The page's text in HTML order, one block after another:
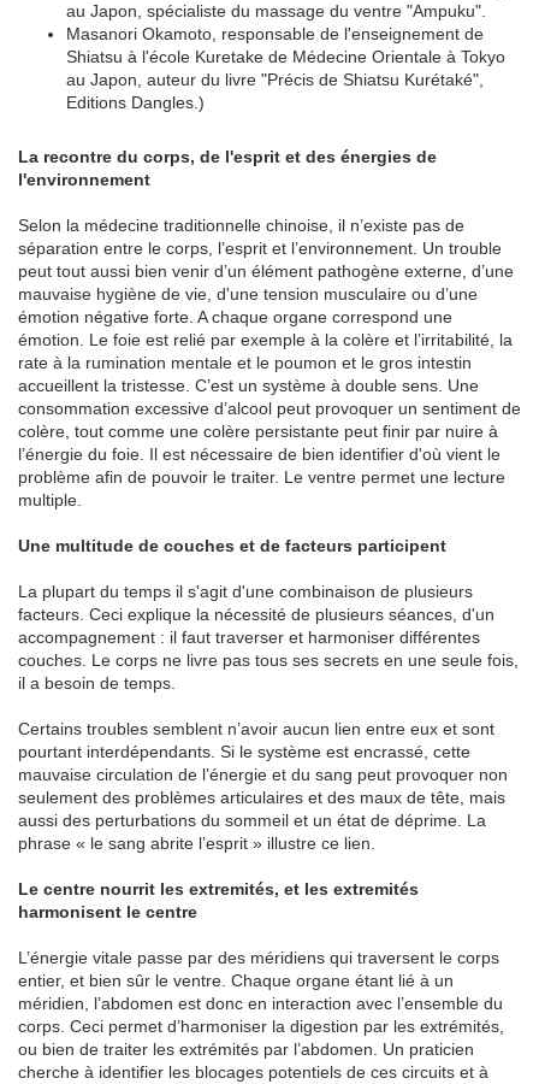
au Japon, spécialiste du massage du ventre "Ampuku".
Masanori Okamoto, responsable de l'enseignement de
Shiatsu à l'école Kuretake de Médecine Orientale à Tokyo
au Japon, auteur du livre "Précis de Shiatsu Kurétaké",
Editions Dangles.)
La recontre du corps, de l'esprit et des énergies de
l'environnement
Selon la médecine traditionnelle chinoise, il n’existe pas de
séparation entre le corps, l’esprit et l’environnement. Un trouble
peut tout aussi bien venir d’un élément pathogène externe, d’une
mauvaise hygiène de vie, d'une tension musculaire ou d’une
émotion négative forte. A chaque organe correspond une
émotion. Le foie est relié par exemple à la colère et l’irritabilité, la
rate à la rumination mentale et le poumon et le gros intestin
accueillent la tristesse. C’est un système à double sens. Une
consommation excessive d’alcool peut provoquer un sentiment de
colère, tout comme une colère persistante peut finir par nuire à
l’énergie du foie. Il est nécessaire de bien identifier d'où vient le
problème afin de pouvoir le traiter. Le ventre permet une lecture
multiple.
Une multitude de couches et de facteurs participent
La plupart du temps il s'agit d'une combinaison de plusieurs
facteurs. Ceci explique la nécessité de plusieurs séances, d'un
accompagnement : il faut traverser et harmoniser différentes
couches. Le corps ne livre pas tous ses secrets en une seule fois,
il a besoin de temps.
Certains troubles semblent n’avoir aucun lien entre eux et sont
pourtant interdépendants. Si le système est encrassé, cette
mauvaise circulation de l’énergie et du sang peut provoquer non
seulement des problèmes articulaires et des maux de tête, mais
aussi des perturbations du sommeil et un état de déprime. La
phrase « le sang abrite l’esprit » illustre ce lien.
Le centre nourrit les extremités, et les extremités
harmonisent le centre
L’énergie vitale passe par des méridiens qui traversent le corps
entier, et bien sûr le ventre. Chaque organe étant lié à un
méridien, l’abdomen est donc en interaction avec l’ensemble du
corps. Ceci permet d’harmoniser la digestion par les extrémités,
ou bien de traiter les extrémités par l’abdomen. Un praticien
cherche à identifier les blocages potentiels de ces circuits et à